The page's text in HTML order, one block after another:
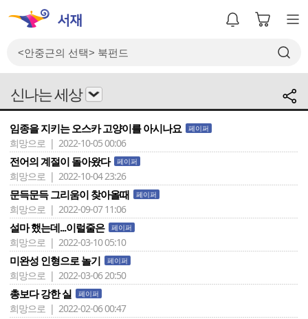
신나는 세상
임종을 지키는 오스카 고양이를 아시나요 페이퍼
희망으로 | 2022-10-05 00:06
전어의 계절이 돌아왔다 페이퍼
희망으로 | 2022-10-04 23:26
문득문득 그리움이 찾아올때 페이퍼
희망으로 | 2022-09-07 11:06
설마 했는데...이럴줄은 페이퍼
희망으로 | 2022-03-10 05:10
미완성 인형으로 놀기 페이퍼
희망으로 | 2022-03-06 20:50
총보다 강한 실 페이퍼
희망으로 | 2022-02-06 00:47